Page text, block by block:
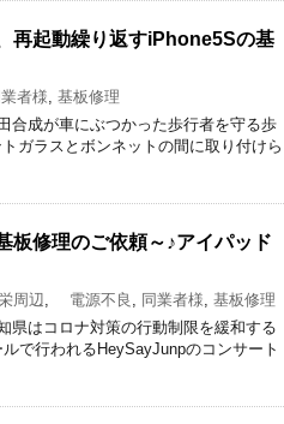
再起動繰り返すiPhone5Sの基
者様, 基板修理
合成が車にぶつかった歩行者を守る歩
ガラスとボンネットの間に取り付けら
板修理のご依頼～♪アイパッド
周辺, 電源不良 , 同業者様, 基板修理
県はコロナ対策の行動制限を緩和する
で行われるHeySayJunpのコンサート